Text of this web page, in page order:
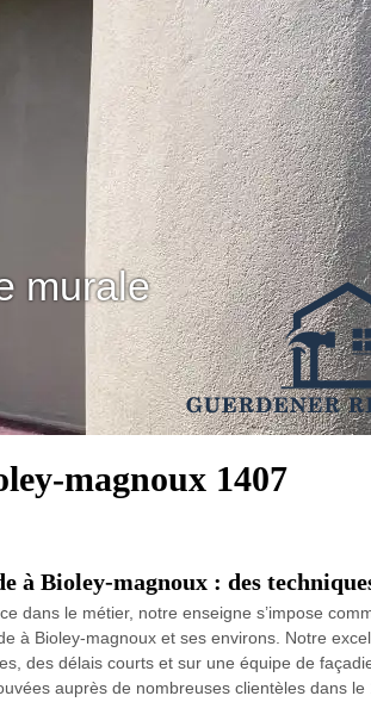
murale
magnoux 1407
à Bioley-magnoux : des
dans le métier, notre enseigne s’impose
à Bioley-magnoux et ses environs. Notre
des délais courts et sur une équipe de
auprès de nombreuses clientèles dans le